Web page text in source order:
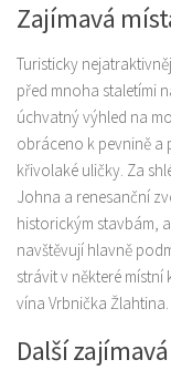
Zajímavá
Turisticky
před mnoha staletími
úchvatný výhled na
obráceno k pevnině a
křivolaké uličky. Za
Johna a renesanční
historickým stavbám,
navštěvují hlavně
strávit v některé
vína Vrbnička Žlahtina.
Další